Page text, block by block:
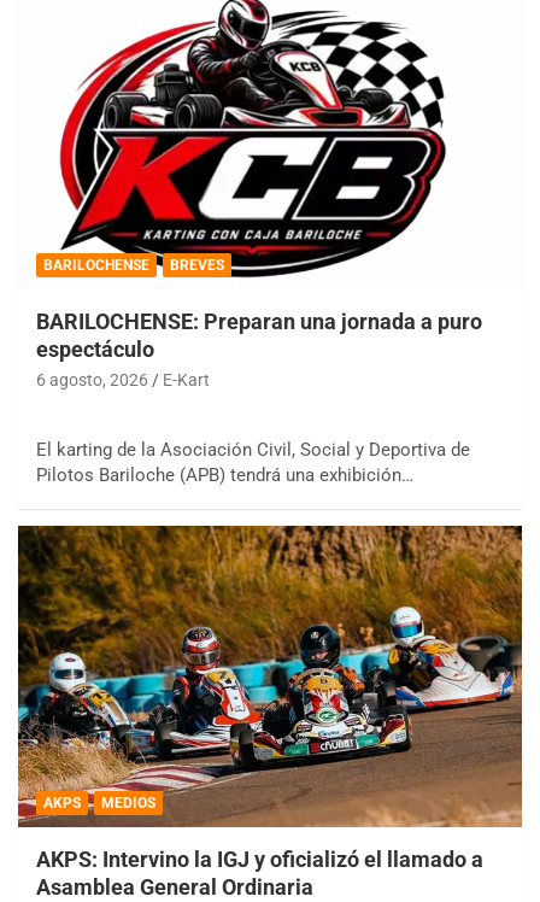
BARILOCHENSE BREVES
BARILOCHENSE: Preparan una jornada a puro
espectáculo
6 agosto, 2026 E-Kart
El karting de la Asociación Civil, Social y Deportiva de
Pilotos Bariloche (APB) tendrá una exhibición…
AKPS MEDIOS
AKPS: Intervino la IGJ y oficializó el llamado a
Asamblea General Ordinaria